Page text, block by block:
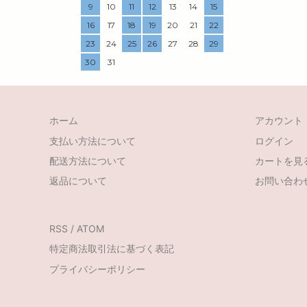
9 10 11 12 13 14
15
16
17 18 19 20 21
22
23
24 25 26 27 28
29
30
31
ホーム
支払い方法について
配送方法について
返品について
アカウント
ログイン
カートを見
お問い合わ
RSS / ATOM
特定商法取引法に基づく表記
プライバシーポリシー